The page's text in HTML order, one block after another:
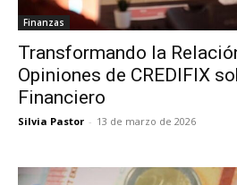
Finanzas
Transformando la
Opiniones de CREDIFIX
Financiero
Silvia Pastor - 13 de marzo de 2026